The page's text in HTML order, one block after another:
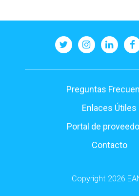
Copyright 2026
Pie
Preguntas
Enlaces Útiles
Portal de
Contacto